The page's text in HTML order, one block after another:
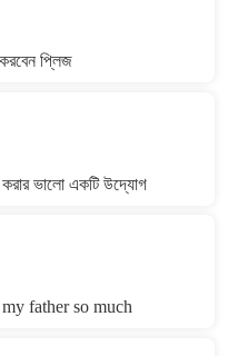
প্লিজ
ভালো একটি উদ্যোগ
father so much